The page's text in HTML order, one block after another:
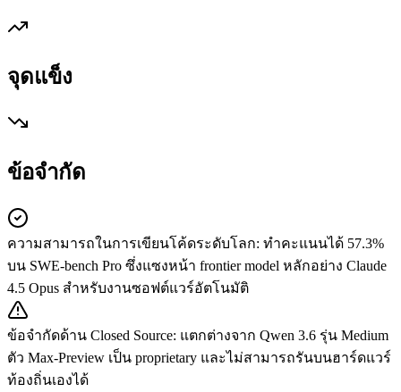
จุดแข็ง
ข้อจำกัด
ความสามารถในการเขียนโค้ดระดับโลก: ทำคะแนนได้ 57.3%
บน SWE-bench Pro ซึ่งแซงหน้า frontier model หลักอย่าง Claude
4.5 Opus สำหรับงานซอฟต์แวร์อัตโนมัติ
ข้อจำกัดด้าน Closed Source: แตกต่างจาก Qwen 3.6 รุ่น Medium
ตัว Max-Preview เป็น proprietary และไม่สามารถรันบนฮาร์ดแวร์
ท้องถิ่นเองได้